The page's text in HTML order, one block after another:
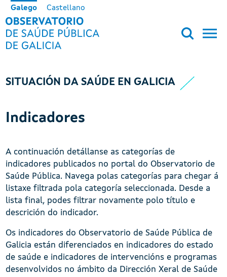
Ir o contido principal
Galego Castellano
OBSERVATORIO DE SALUD
SITUACIÓN DA SAÚDE EN GALICIA
Indicadores
A continuación detállanse as categorías de
indicadores publicados no portal do Observatorio de
Saúde Pública. Navega polas categorías para chegar á
listaxe filtrada pola categoría seleccionada. Desde a
lista final, podes filtrar novamente polo título e
descrición do indicador.
Os indicadores do Observatorio de Saúde Pública de
Galicia están diferenciados en indicadores do estado
de saúde e indicadores de intervencións e programas
desenvolvidos no ámbito da Dirección Xeral de Saúde